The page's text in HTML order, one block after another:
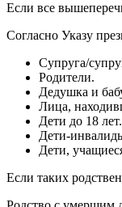
Если все
Согласно Указу
Супруга/
Родители.
Дедушка и
Лица,
Дети до 18 лет.
Дети-
Дети,
Если таких